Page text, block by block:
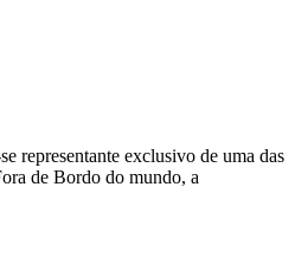
representante exclusivo de uma das
de Bordo do mundo, a